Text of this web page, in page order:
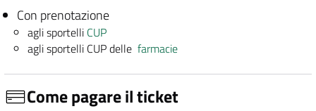
Con prenotazione
agli sportelli CUP
agli sportelli CUP dellefarmacie
Come pagare il ticket